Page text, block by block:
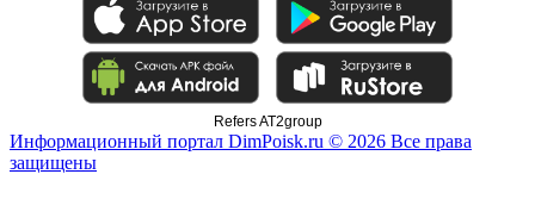
Refers AT2group
Информационный портал DimPoisk.ru © 2026 Все права
защищены